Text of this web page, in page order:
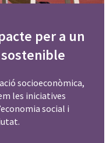
per a un
socioeconòmica,
les iniciatives
social i